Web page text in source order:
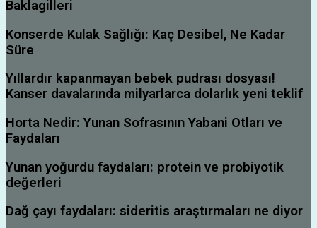
Baklagilleri
Konserde Kulak Sağlığı: Kaç Desibel, Ne Kadar
Süre
Yıllardır kapanmayan bebek pudrası dosyası!
Kanser davalarında milyarlarca dolarlık yeni teklif
Horta Nedir: Yunan Sofrasının Yabani Otları ve
Faydaları
Yunan yoğurdu faydaları: protein ve probiyotik
değerleri
Dağ çayı faydaları: sideritis araştırmaları ne diyor